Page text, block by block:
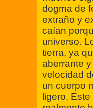
dogma de
extraño y
caían
universo.
tierra, ya
aberrante
velocidad
un cuerpo
ligero.